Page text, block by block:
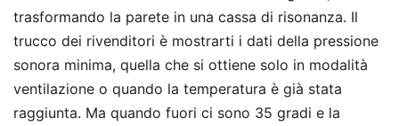
trasformando la parete in una cassa di risonanza. Il
trucco dei rivenditori è mostrarti i dati della pressione
sonora minima, quella che si ottiene solo in modalità
ventilazione o quando la temperatura è già stata
raggiunta. Ma quando fuori ci sono 35 gradi e la